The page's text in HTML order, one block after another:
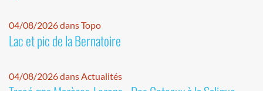
04/08/2026 dans Topo
Lac et pic de la Bernatoire
04/08/2026 dans Actualités